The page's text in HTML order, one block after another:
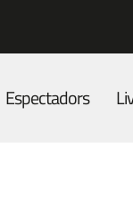
Espectadors